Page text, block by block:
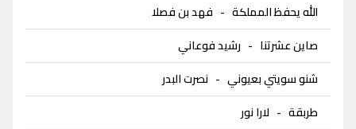
الله يحفظ المملكة - فهد بن فصلا
صاين عشرتنا - رشيد فوعاني
شنو سويتي بعيوني - نصرت البدر
طربقة - لارا نور